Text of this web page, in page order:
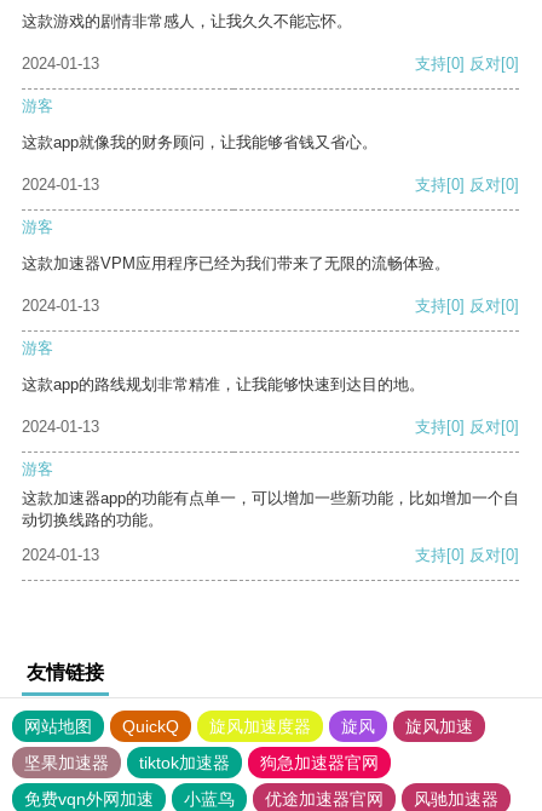
这款游戏的剧情非常感人，让我久久不能忘怀。
2024-01-13 支持[0] 反对[0]
游客
这款app就像我的财务顾问，让我能够省钱又省心。
2024-01-13 支持[0] 反对[0]
游客
这款加速器VPM应用程序已经为我们带来了无限的流畅体验。
2024-01-13 支持[0] 反对[0]
游客
这款app的路线规划非常精准，让我能够快速到达目的地。
2024-01-13 支持[0] 反对[0]
游客
这款加速器app的功能有点单一，可以增加一些新功能，比如增加一个自
动切换线路的功能。
2024-01-13
支持[0] 反对[0]
友情链接
网站地图 QuickQ 旋风加速度器 旋风
旋风加速
坚果加速器
tiktok加速器
狗急加速器官网
免费vqn外网加速
小蓝鸟 优途加速器官网
风驰加速器